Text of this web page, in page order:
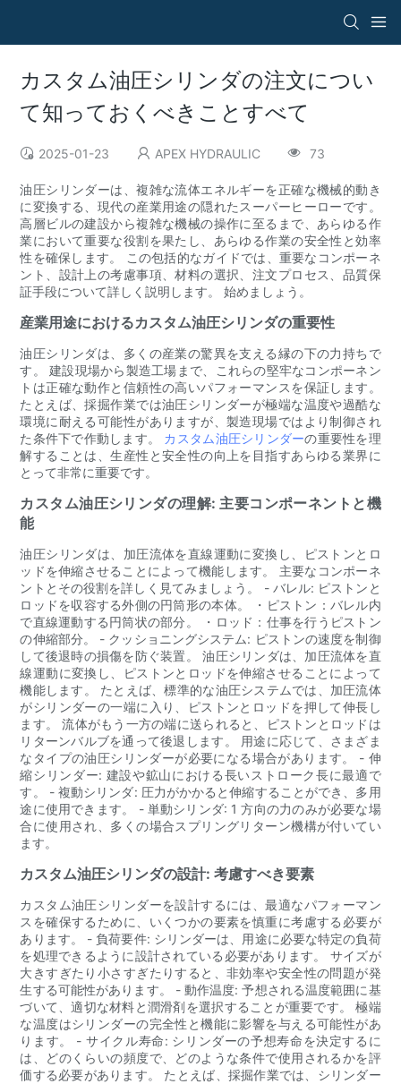
カスタム油圧シリンダの注文につい
て知っておくべきことすべて
2025-01-23 APEX HYDRAULIC 73
油圧シリンダーは、複雑な流体エネルギーを正確な機械的動き
に変換する、現代の産業用途の隠れたスーパーヒーローです。
高層ビルの建設から複雑な機械の操作に至るまで、あらゆる作
業において重要な役割を果たし、あらゆる作業の安全性と効率
性を確保します。 この包括的なガイドでは、重要なコンポーネ
ント、設計上の考慮事項、材料の選択、注文プロセス、品質保
証手段について詳しく説明します。 始めましょう。
産業用途におけるカスタム油圧シリンダの重要性
油圧シリンダは、多くの産業の驚異を支える縁の下の力持ちで
す。 建設現場から製造工場まで、これらの堅牢なコンポーネン
トは正確な動作と信頼性の高いパフォーマンスを保証します。
たとえば、採掘作業では油圧シリンダーが極端な温度や過酷な
環境に耐える可能性がありますが、製造現場ではより制御され
た条件下で作動します。 カスタム油圧シリンダーの重要性を理
解することは、生産性と安全性の向上を目指すあらゆる業界に
とって非常に重要です。
カスタム油圧シリンダの理解: 主要コンポーネントと機
能
油圧シリンダは、加圧流体を直線運動に変換し、ピストンとロ
ッドを伸縮させることによって機能します。 主要なコンポーネ
ントとその役割を詳しく見てみましょう。 - バレル: ピストンと
ロッドを収容する外側の円筒形の本体。 ・ピストン：バレル内
で直線運動する円筒状の部分。 ・ロッド：仕事を行うピストン
の伸縮部分。 - クッショニングシステム: ピストンの速度を制御
して後退時の損傷を防ぐ装置。 油圧シリンダは、加圧流体を直
線運動に変換し、ピストンとロッドを伸縮させることによって
機能します。 たとえば、標準的な油圧システムでは、加圧流体
がシリンダーの一端に入り、ピストンとロッドを押して伸長し
ます。 流体がもう一方の端に送られると、ピストンとロッドは
リターンバルブを通って後退します。 用途に応じて、さまざま
なタイプの油圧シリンダーが必要になる場合があります。 - 伸
縮シリンダー: 建設や鉱山における長いストローク長に最適で
す。 - 複動シリンダ: 圧力がかかると伸縮することができ、多用
途に使用できます。 - 単動シリンダ: 1 方向の力のみが必要な場
合に使用され、多くの場合スプリングリターン機構が付いてい
ます。
カスタム油圧シリンダの設計: 考慮すべき要素
カスタム油圧シリンダーを設計するには、最適なパフォーマン
スを確保するために、いくつかの要素を慎重に考慮する必要が
あります。 - 負荷要件: シリンダーは、用途に必要な特定の負荷
を処理できるように設計されている必要があります。 サイズが
大きすぎたり小さすぎたりすると、非効率や安全性の問題が発
生する可能性があります。 - 動作温度: 予想される温度範囲に基
づいて、適切な材料と潤滑剤を選択することが重要です。 極端
な温度はシリンダーの完全性と機能に影響を与える可能性があ
ります。 - サイクル寿命: シリンダーの予想寿命を決定するに
は、どのくらいの頻度で、どのような条件で使用されるかを評
価する必要があります。 たとえば、採掘作業では、シリンダー